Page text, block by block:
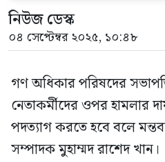
নিউজ ডেস্ক
০৪ সেপ্টেম্বর ২০২৫, ১০:৪৮
গণ অধিকার পরিষদের
নেতাকর্মীদের ওপর হামলার
পদত্যাগ করতে হবে বলে
সম্পাদক মুহাম্মদ রাশেদ খান।